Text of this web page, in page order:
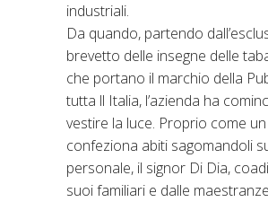
industriali.
Da quando, partendo
brevetto delle insegne delle
che portano il marchio della
tutta ll Italia, l’azienda ha
vestire la luce. Proprio come
confeziona abiti sagomandoli
personale, il signor Di Dia,
suoi familiari e dalle